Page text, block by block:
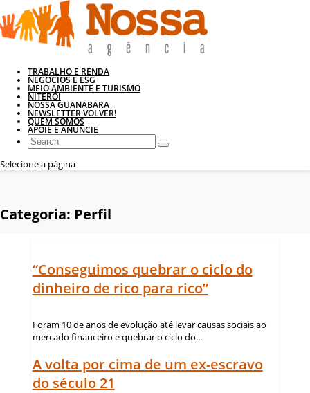
TRABALHO E RENDA
NEGÓCIOS E ESG
MEIO AMBIENTE E TURISMO
NITERÓI
NOSSA GUANABARA
NEWSLETTER VOLVER!
QUEM SOMOS
APOIE E ANUNCIE
Selecione a página
Categoria: Perfil
“Conseguimos quebrar o ciclo do
dinheiro de rico para rico”
Foram 10 de anos de evolução até levar causas sociais ao
mercado financeiro e quebrar o ciclo do...
A volta por cima de um ex-escravo
do século 21